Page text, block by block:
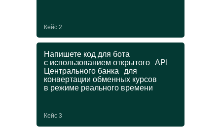
Кейс 2
Напишете код для бота
с использованием открытого API
Центрального банка для
конвертации обменных курсов
в режиме реального времени
Кейс 3
Получите еще одну
специальность
и диплом ДПО
В магистратуре можно пройти онлайн-
программу ДПО и усилить основную
профессию ценными IT-навыками.